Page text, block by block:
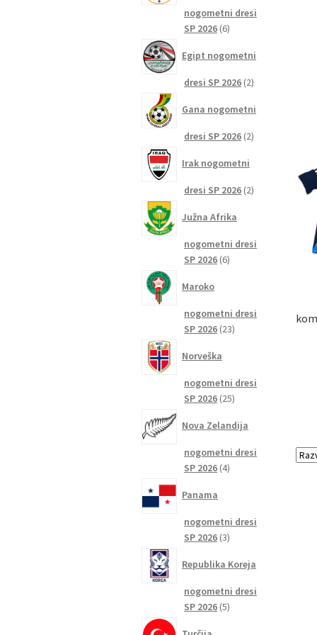
nogometni dresi
SP 2026 66
Egipt nogometni
dresi SP 2026 22
Gana nogometni
dresi SP 2026 22
Irak nogometni
dresi SP 2026 22
Južna Afrika
nogometni dresi
SP 2026 66
Maroko
nogometni dresi
SP 2026 2323
Norveška
nogometni dresi
SP 2026 2525
Nova Zelandija
nogometni dresi
SP 2026 44
Panama
nogometni dresi
SP 2026 33
Republika Koreja
nogometni dresi
SP 2026 55